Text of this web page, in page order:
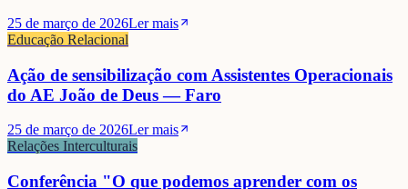
25 de março de 2026Ler mais
Educação Relacional
Ação de sensibilização com Assistentes Operacionais
do AE João de Deus — Faro
25 de março de 2026Ler mais
Relações Interculturais
Conferência "O que podemos aprender com os